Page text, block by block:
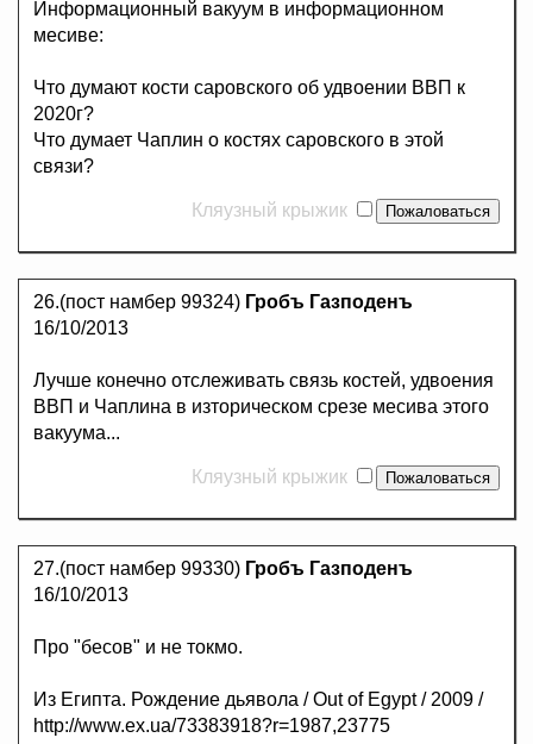
Информационный вакуум в информационном
месиве:
Что думают кости саровского об удвоении ВВП к
2020г?
Что думает Чаплин о костях саровского в этой
связи?
Кляузный крыжик
26.(пост намбер 99324) Гробъ Газподенъ
16/10/2013
Лучше конечно отслеживать связь костей, удвоения
ВВП и Чаплина в изторическом срезе месива этого
вакуума...
Кляузный крыжик
27.(пост намбер 99330) Гробъ Газподенъ
16/10/2013
Про "бесов" и не токмо.
Из Египта. Рождение дьявола / Out of Egypt / 2009 /
http://www.ex.ua/73383918?r=1987,23775